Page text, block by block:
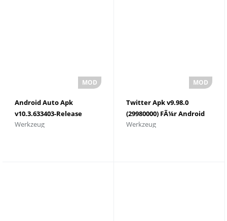
Android Auto Apk
v10.3.633403-Release
(103633403) Download
Werkzeug
Twitter Apk v9.98.0
(29980000) FÃ¼r Android
herunterladen
Werkzeug